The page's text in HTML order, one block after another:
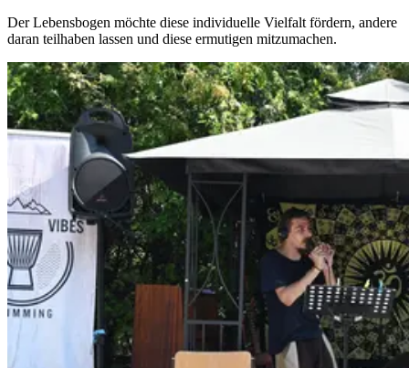
Der Lebensbogen möchte diese individuelle Vielfalt fördern, andere
daran teilhaben lassen und diese ermutigen mitzumachen.